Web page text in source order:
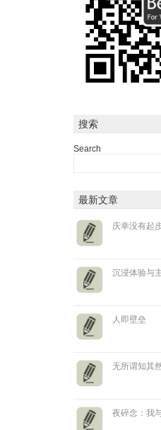
搜索
Search
最新文章
庆幸没有起
沉浸体验与
人即壁垒
无所谓知其
夜碎念：我